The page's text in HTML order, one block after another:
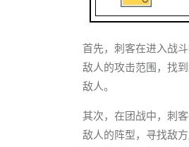
首先，刺客在进入战
敌人的攻击范围，找
敌人。
其次，在团战中，刺
敌人的阵型，寻找敌